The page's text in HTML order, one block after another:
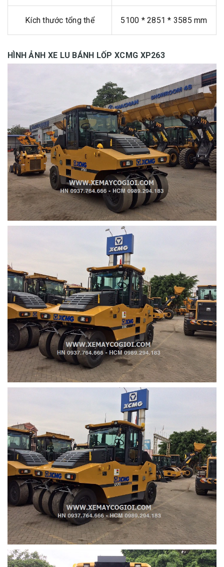
Kích thước tổng thể 5100 * 2851 * 3585 mm
HÌNH ẢNH XE LU BÁNH LỐP XCMG XP263